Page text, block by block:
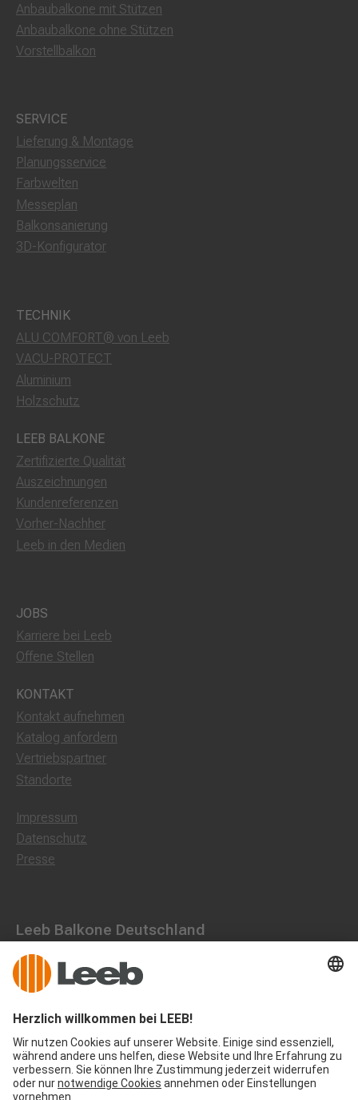
Anbaubalkone mit Stützen
Anbaubalkone ohne Stützen
Vorstellbalkon
SERVICE
Lieferung & Montage
Planungsservice
Farbwelten
Messeplan
Balkonsanierung
3D-Konfigurator
TECHNIK
ALU COMFORT® von Leeb
VACU-PROTECT
Aluminium
Holzschutz
LEEB BALKONE
Zertifizierte Qualität
Auszeichnungen
Kundenreferenzen
Vorher-Nachher
Leeb in den Medien
JOBS
Karriere bei Leeb
Offene Stellen
KONTAKT
Kontakt aufnehmen
Katalog anfordern
Vertriebspartner
Standorte
Impressum
Datenschutz
Presse
Leeb Balkone Deutschland
Dorfstraße 10, 85662 Hohenbrunn
0800 1801003
office@leeb-balkone.com